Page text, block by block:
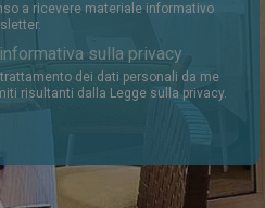
a ricevere materiale informativo
sulla privacy
dei dati personali da me
risultanti dalla Legge sulla privacy.
I cookie strettamente necessari
web non può essere utilizzato
Nome